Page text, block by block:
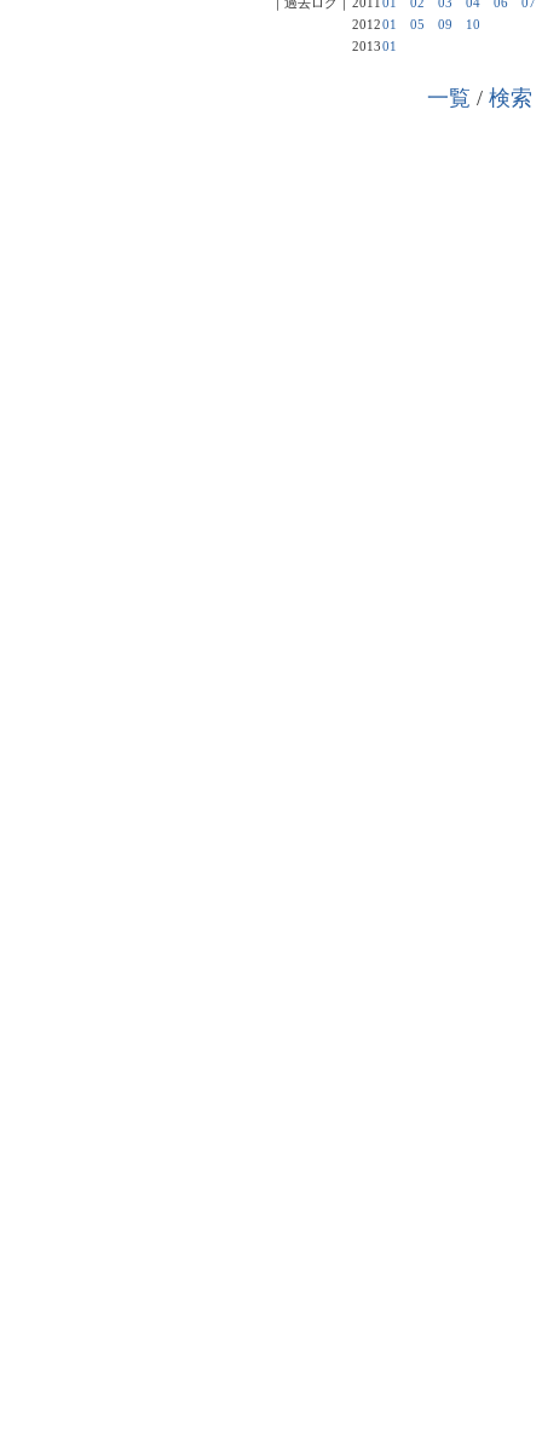
｜過去ログ｜ 2011 01 02 03 04 06
07
201201 05 09
10
201301
一覧 / 検索